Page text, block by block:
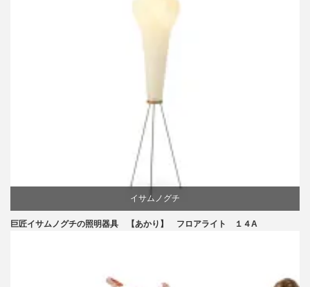
イサムノグチ
巨匠イサムノグチの照明器具 【あかり】 フロアライト １４A